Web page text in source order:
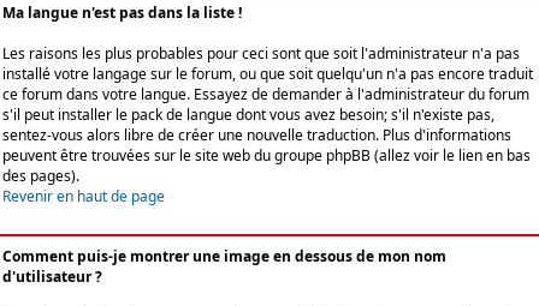
Ma langue n'est pas dans la liste !
Les raisons les plus probables pour ceci sont que soit l'administrateur n'a pas
installé votre langage sur le forum, ou que soit quelqu'un n'a pas encore traduit
ce forum dans votre langue. Essayez de demander à l'administrateur du forum
s'il peut installer le pack de langue dont vous avez besoin; s'il n'existe pas,
sentez-vous alors libre de créer une nouvelle traduction. Plus d'informations
peuvent être trouvées sur le site web du groupe phpBB (allez voir le lien en bas
des pages).
Revenir en haut de page
Comment puis-je montrer une image en dessous de mon nom
d'utilisateur ?